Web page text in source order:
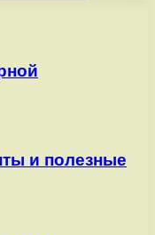
и полезные